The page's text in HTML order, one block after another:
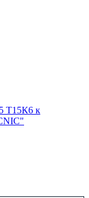
Т15К6 к